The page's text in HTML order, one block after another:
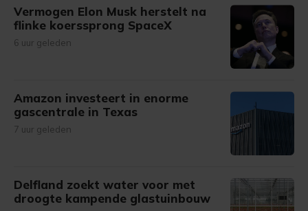
Vermogen Elon Musk herstelt na
flinke koerssprong SpaceX
6 uur geleden
Amazon investeert in enorme
gascentrale in Texas
7 uur geleden
Delfland zoekt water voor met
droogte kampende glastuinbouw